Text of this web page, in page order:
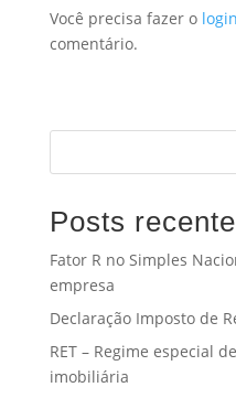
Você precisa fazer o login
comentário.
Posts
Fator R no Simples
empresa
Declaração Imposto de
RET – Regime especial
imobiliária